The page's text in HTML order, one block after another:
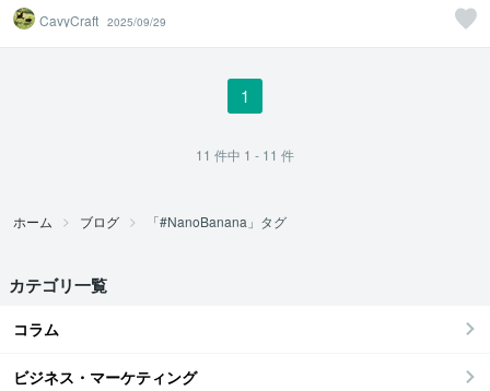
CavyCraft 2025/09/29
1
11 件中 1 - 11 件
ホーム ブログ 「#NanoBanana」タグ
カテゴリ一覧
コラム
ビジネス・マーケティング